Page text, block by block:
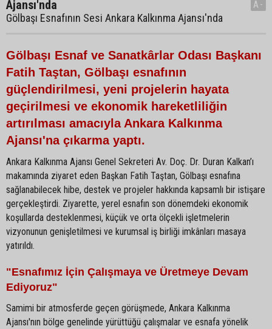
Ajansı'nda
Gölbaşı Esnafının Sesi Ankara Kalkınma Ajansı'nda
A-
Gölbaşı Esnaf ve Sanatkârlar Odası Başkanı
Fatih Taştan, Gölbaşı esnafının
güçlendirilmesi, yeni projelerin hayata
geçirilmesi ve ekonomik hareketliliğin
artırılması amacıyla Ankara Kalkınma
Ajansı'na çıkarma yaptı.
Ankara Kalkınma Ajansı Genel Sekreteri Av. Doç. Dr. Duran Kalkan’ı
makamında ziyaret eden Başkan Fatih Taştan, Gölbaşı esnafına
sağlanabilecek hibe, destek ve projeler hakkında kapsamlı bir istişare
gerçekleştirdi. Ziyarette, yerel esnafın son dönemdeki ekonomik
koşullarda desteklenmesi, küçük ve orta ölçekli işletmelerin
vizyonunun genişletilmesi ve kurumsal iş birliği imkânları masaya
yatırıldı.
"Esnafımız İçin Çalışmaya ve Üretmeye Devam
Ediyoruz"
Samimi bir atmosferde geçen görüşmede, Ankara Kalkınma
Ajansı'nın bölge genelinde yürüttüğü çalışmalar ve esnafa yönelik